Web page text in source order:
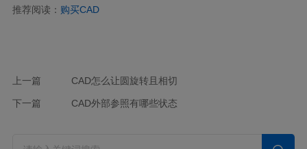
推荐阅读： 购买CAD
上一篇 CAD怎么让圆旋转且相切
下一篇 CAD外部参照有哪些状态